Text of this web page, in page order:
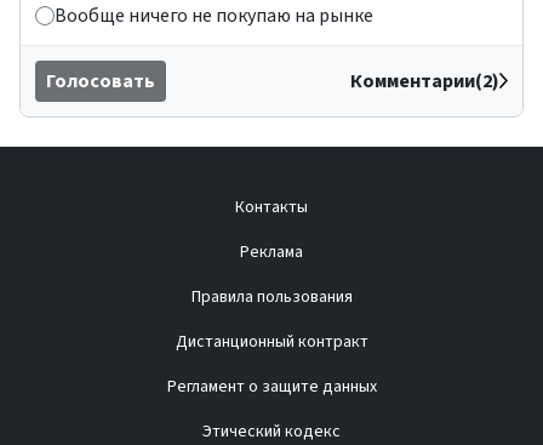
Вообще ничего не покупаю на рынке
Голосовать Комментарии(2)
Контакты
Реклама
Правила пользования
Дистанционный контракт
Регламент о защите данных
Этический кодекс